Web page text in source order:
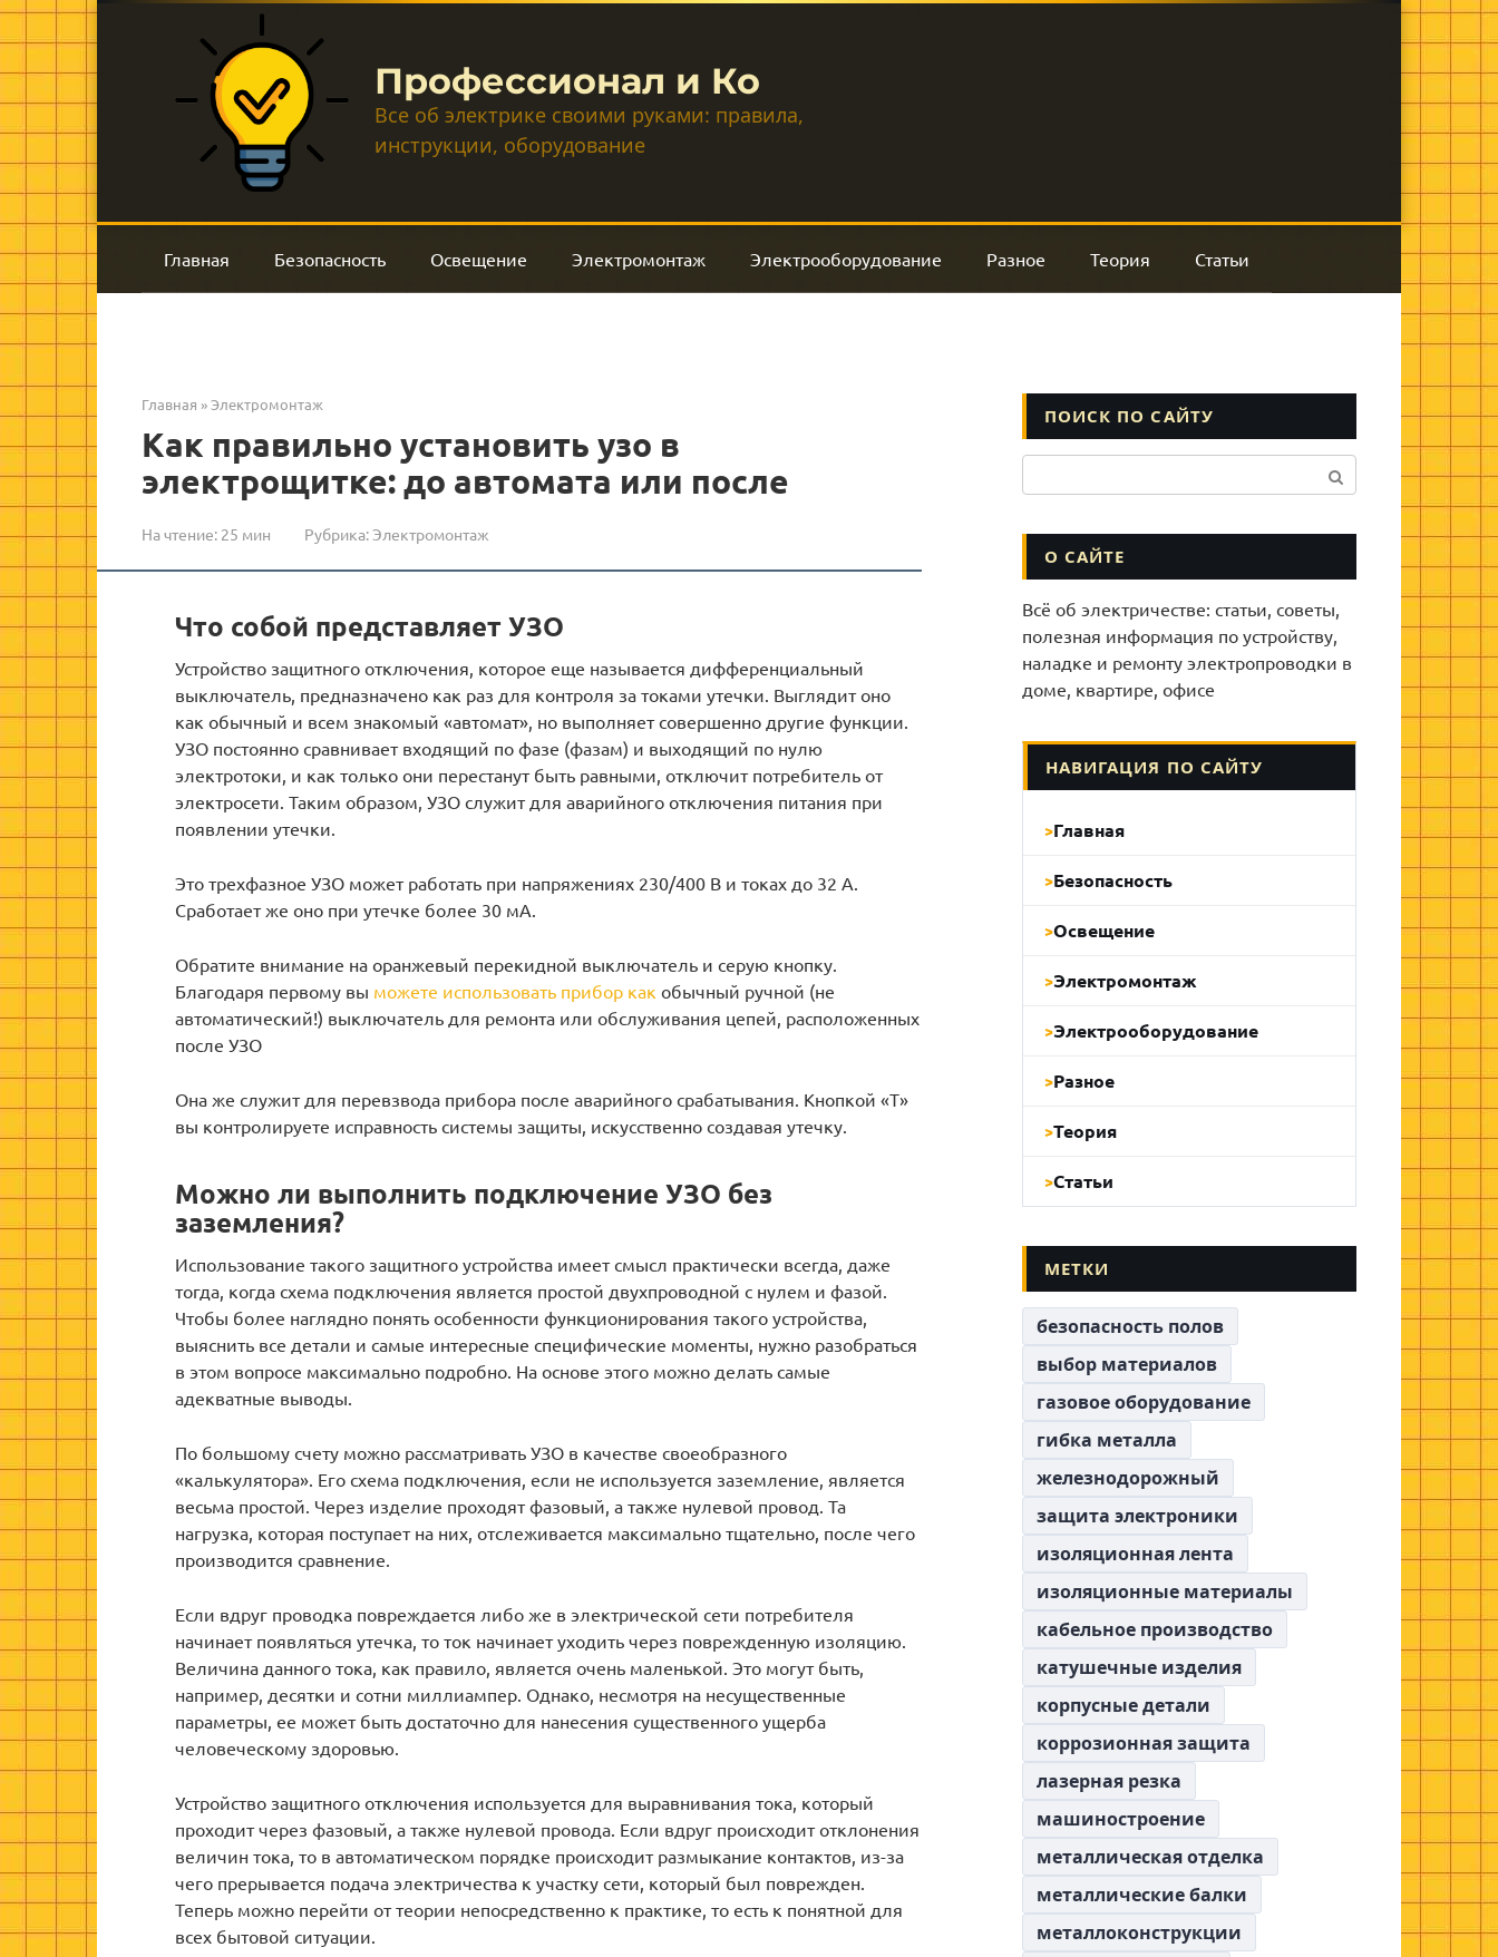
Перейти
к
контенту
Профессионал и Ко
Все об электрике своими руками: правила,
инструкции, оборудование
Главная Безопасность Освещение Электромонтаж Электрооборудование Разное Теория Статьи
Главная »Электромонтаж
Как правильно установить узо в
электрощитке: до автомата или после
На чтение: 25 мин Рубрика:Электромонтаж
Что собой представляет УЗО
Устройство защитного отключения, которое еще называется дифференциальный
выключатель, предназначено как раз для контроля за токами утечки. Выглядит оно
как обычный и всем знакомый «автомат», но выполняет совершенно другие функции.
УЗО постоянно сравнивает входящий по фазе (фазам) и выходящий по нулю
электротоки, и как только они перестанут быть равными, отключит потребитель от
электросети. Таким образом, УЗО служит для аварийного отключения питания при
появлении утечки.
Это трехфазное УЗО может работать при напряжениях 230/400 В и токах до 32 А.
Сработает же оно при утечке более 30 мА.
Обратите внимание на оранжевый перекидной выключатель и серую кнопку.
Благодаря первому вы можете использовать прибор как обычный ручной (не
автоматический!) выключатель для ремонта или обслуживания цепей, расположенных
после УЗО
Она же служит для перевзвода прибора после аварийного срабатывания. Кнопкой «Т»
вы контролируете исправность системы защиты, искусственно создавая утечку.
Можно ли выполнить подключение УЗО без
заземления?
Использование такого защитного устройства имеет смысл практически всегда, даже
тогда, когда схема подключения является простой двухпроводной с нулем и фазой.
Чтобы более наглядно понять особенности функционирования такого устройства,
выяснить все детали и самые интересные специфические моменты, нужно разобраться
в этом вопросе максимально подробно. На основе этого можно делать самые
адекватные выводы.
По большому счету можно рассматривать УЗО в качестве своеобразного
«калькулятора». Его схема подключения, если не используется заземление, является
весьма простой. Через изделие проходят фазовый, а также нулевой провод. Та
нагрузка, которая поступает на них, отслеживается максимально тщательно, после чего
производится сравнение.
Если вдруг проводка повреждается либо же в электрической сети потребителя
начинает появляться утечка, то ток начинает уходить через поврежденную изоляцию.
Величина данного тока, как правило, является очень маленькой. Это могут быть,
например, десятки и сотни миллиампер. Однако, несмотря на несущественные
параметры, ее может быть достаточно для нанесения существенного ущерба
человеческому здоровью.
Устройство защитного отключения используется для выравнивания тока, который
проходит через фазовый, а также нулевой провода. Если вдруг происходит отклонения
величин тока, то в автоматическом порядке происходит размыкание контактов, из-за
чего прерывается подача электричества к участку сети, который был поврежден.
Теперь можно перейти от теории непосредственно к практике, то есть к понятной для
всех бытовой ситуации.
ПОИСК ПО САЙТУ
О САЙТЕ
Всё об электричестве: статьи, советы,
полезная информация по устройству,
наладке и ремонту электропроводки в
доме, квартире, офисе
НАВИГАЦИЯ ПО САЙТУ
Главная
Безопасность
Освещение
Электромонтаж
Электрооборудование
Разное
Теория
Статьи
МЕТКИ
безопасность полов
выбор материалов
газовое оборудование
гибка металла
железнодорожный
защита электроники
изоляционная лента
изоляционные материалы
кабельное производство
катушечные изделия
корпусные детали
коррозионная защита
лазерная резка
машиностроение
металлическая отделка
металлические балки
металлоконструкции